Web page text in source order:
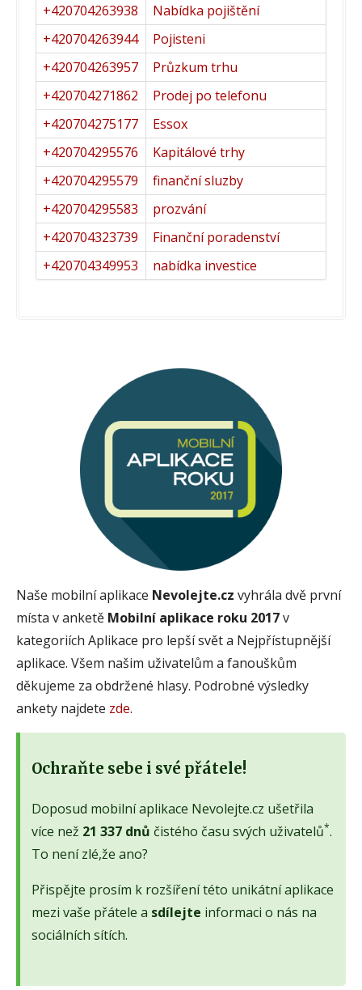
+420704263938
Nabídka pojištění
+420704263944
Pojisteni
+420704263957
Průzkum trhu
+420704271862
Prodej po telefonu
+420704275177
Essox
+420704295576
Kapitálové trhy
+420704295579
finanční sluzby
+420704295583
prozvání
+420704323739
Finanční poradenství
+420704349953
nabídka investice
Naše mobilní aplikace Nevolejte.cz vyhrála dvě první
místa v anketě Mobilní aplikace roku 2017v
kategoriích Aplikace pro lepší svět a Nejpřístupnější
aplikace. Všem našim uživatelům a fanouškům
děkujeme za obdržené hlasy. Podrobné výsledky
ankety najdete zde.
Ochraňte sebe i své přátele!
Doposud mobilní aplikace Nevolejte.cz ušetřila
více než 21 337 dnů čistého času svých uživatelů*.
To není zlé,že ano?
Přispějte prosím k rozšíření této unikátní aplikace
mezi vaše přátele a sdílejte informaci o nás na
sociálních sítích.